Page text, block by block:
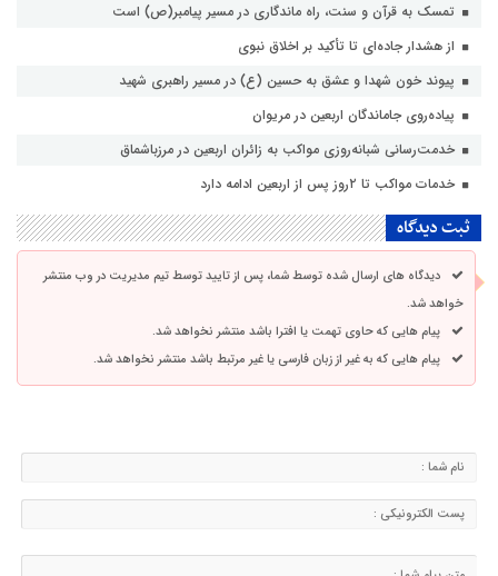
تمسک به قرآن و سنت، راه ماندگاری در مسیر پیامبر(ص) است
از هشدار جاده‌ای تا تأکید بر اخلاق نبوی
پیوند خون شهدا و عشق به حسین (ع) در مسیر راهبری شهید
پیاده‌روی جاماندگان اربعین در مریوان
خدمت‌رسانی شبانه‌روزی مواکب به زائران اربعین در مرزباشماق
خدمات مواکب تا ۲روز پس از اربعین ادامه دارد
ثبت دیدگاه
دیدگاه های ارسال شده توسط شما، پس از تایید توسط تیم مدیریت در وب منتشر
خواهد شد.
پیام هایی که حاوی تهمت یا افترا باشد منتشر نخواهد شد.
پیام هایی که به غیر از زبان فارسی یا غیر مرتبط باشد منتشر نخواهد شد.